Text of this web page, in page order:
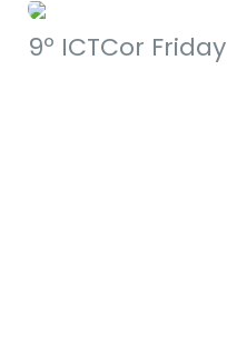
9º ICTCor Friday